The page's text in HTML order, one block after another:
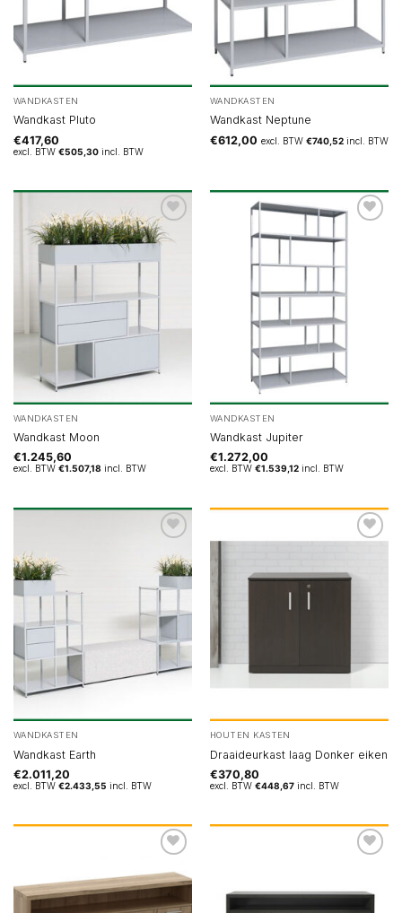
WANDKASTEN
Wandkast Pluto
€417,60
excl. BTW €505,30incl. BTW
WANDKASTEN
Wandkast Neptune
€612,00 excl. BTW €740,52incl. BTW
WANDKASTEN
Wandkast Moon
€1.245,60
excl. BTW €1.507,18 incl. BTW
WANDKASTEN
Wandkast Jupiter
€1.272,00
excl. BTW €1.539,12incl. BTW
WANDKASTEN
Wandkast Earth
€2.011,20
excl. BTW €2.433,55 incl. BTW
HOUTEN KASTEN
Draaideurkast laag Donker eiken
€370,80
excl. BTW €448,67incl. BTW